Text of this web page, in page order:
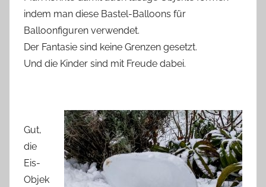
indem man diese Bastel-Balloons für
Balloonfiguren verwendet.
Der Fantasie sind keine Grenzen gesetzt.
Und die Kinder sind mit Freude dabei.
Gut,
die
Eis-
Objek